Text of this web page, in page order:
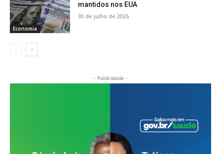
Economia
mantidos nos EUA
30 de julho de 2026
- Publicidade -